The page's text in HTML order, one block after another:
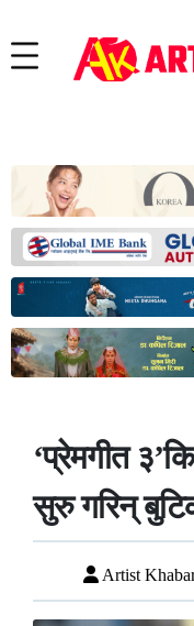
‘प्रेमगीत
सुरु गरिन्
Artist